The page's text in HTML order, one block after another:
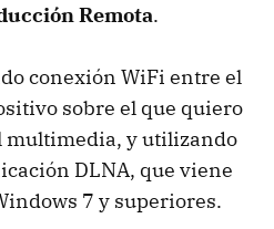
Remota.
conexión WiFi entre el
sobre el que quiero
y utilizando
DLNA, que viene
7 y superiores.